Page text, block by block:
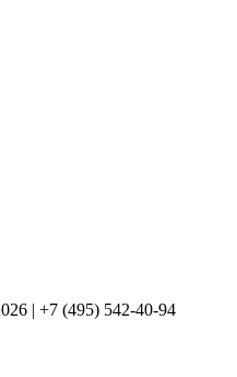
| +7 (495) 542-40-94